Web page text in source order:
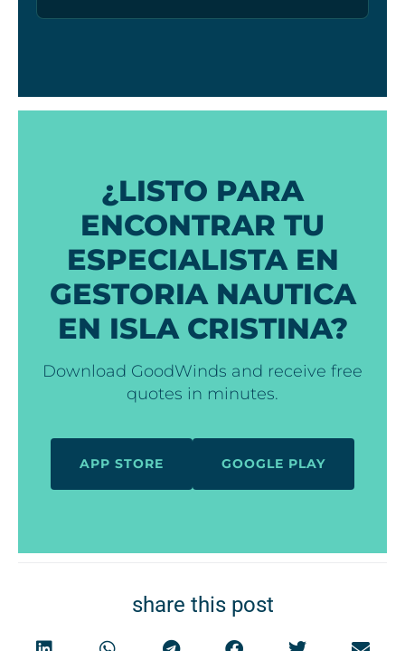
¿LISTO PARA
ENCONTRAR TU
ESPECIALISTA EN
GESTORIA NAUTICA
EN ISLA CRISTINA?
Download GoodWinds and receive free
quotes in minutes.
APP STORE GOOGLE PLAY
share this post